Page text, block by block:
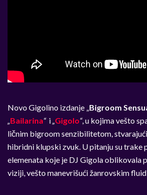
Novo Gigolino izdanje Bigroom
Bailarina“ i Gigolo“, u kojima vešto
ličnim bigroom senzibilitetom,
hibridni klupski zvuk. U pitanju su trake
elemenata koje je DJ Gigola oblikovala
viziji, vešto manevrišući žanrovskim